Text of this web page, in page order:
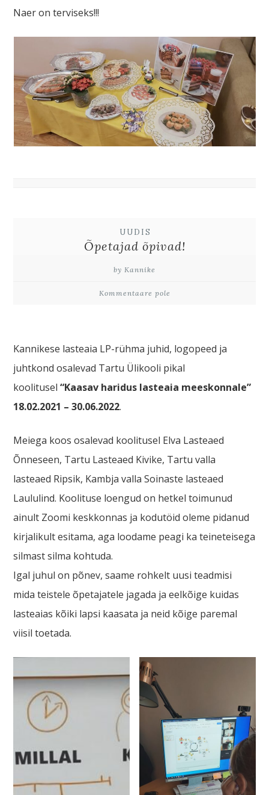
Naer on terviseks!!!
UUDIS
Õpetajad õpivad!
by Kannike
Kommentaare pole
Kannikese lasteaia LP-rühma juhid, logopeed ja
juhtkond osalevad Tartu Ülikooli pikal
koolitusel“Kaasav haridus lasteaia meeskonnale”
18.02.2021 – 30.06.2022.
Meiega koos osalevad koolitusel Elva Lasteaed
Õnneseen, Tartu Lasteaed Kivike, Tartu valla
lasteaed Ripsik, Kambja valla Soinaste lasteaed
Laululind. Koolituse loengud on hetkel toimunud
ainult Zoomi keskkonnas ja kodutöid oleme pidanud
kirjalikult esitama, aga loodame peagi ka teineteisega
silmast silma kohtuda.
Igal juhul on põnev, saame rohkelt uusi teadmisi
mida teistele õpetajatele jagada ja eelkõige kuidas
lasteaias kõiki lapsi kaasata ja neid kõige paremal
viisil toetada.